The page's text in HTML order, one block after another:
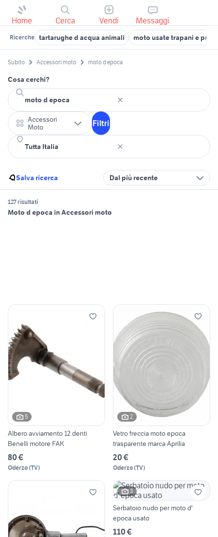
Home Cerca Vendi Messaggi
Ricerche tartarughe d acqua animali moto usate trapani e
Subito Accessori moto moto d epoca
Cosa cerchi?
Accessori
Moto
Filtri
Salva ricerca Dal più recente
127 risultati
Moto d epoca in Accessori moto
5
Albero avviamento 12 denti
Benelli motore FAK
80 €
Oderzo(TV)
2
Vetro freccia moto epoca
trasparente marca Aprilia
20 €
Oderzo(TV)
3
Serbatoio nudo per moto d'
epoca usato
110 €